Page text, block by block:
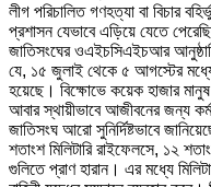
লীগ পরিচালিত গণহত্যা বা বিচার
প্রশাসন যেভাবে এড়িয়ে যেতে
জাতিসংঘের ওএইচসিএইচআর
যে, ১৫ জুলাই থেকে ৫ আগস্টের
হয়েছে। বিক্ষোভে কয়েক হাজার
আবার স্থায়ীভাবে আজীবনের জন্য
জাতিসংঘ আরো সুনির্দিষ্টভাবে
শতাংশ মিলিটারি রাইফেলসে, ১২
গুলিতে প্রাণ হারান। এর মধ্যে